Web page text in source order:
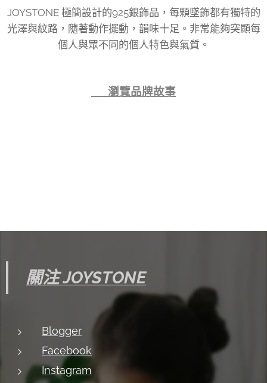
JOYSTONE 極簡設計的925銀飾品，每顆墜飾都有獨特的
光澤與紋路，隨著動作擺動，韻味十足。非常能夠突顯每
個人與眾不同的個人特色與氣質。
👉 瀏覽品牌故事
關注 JOYSTONE
Blogger
Facebook
Instagram